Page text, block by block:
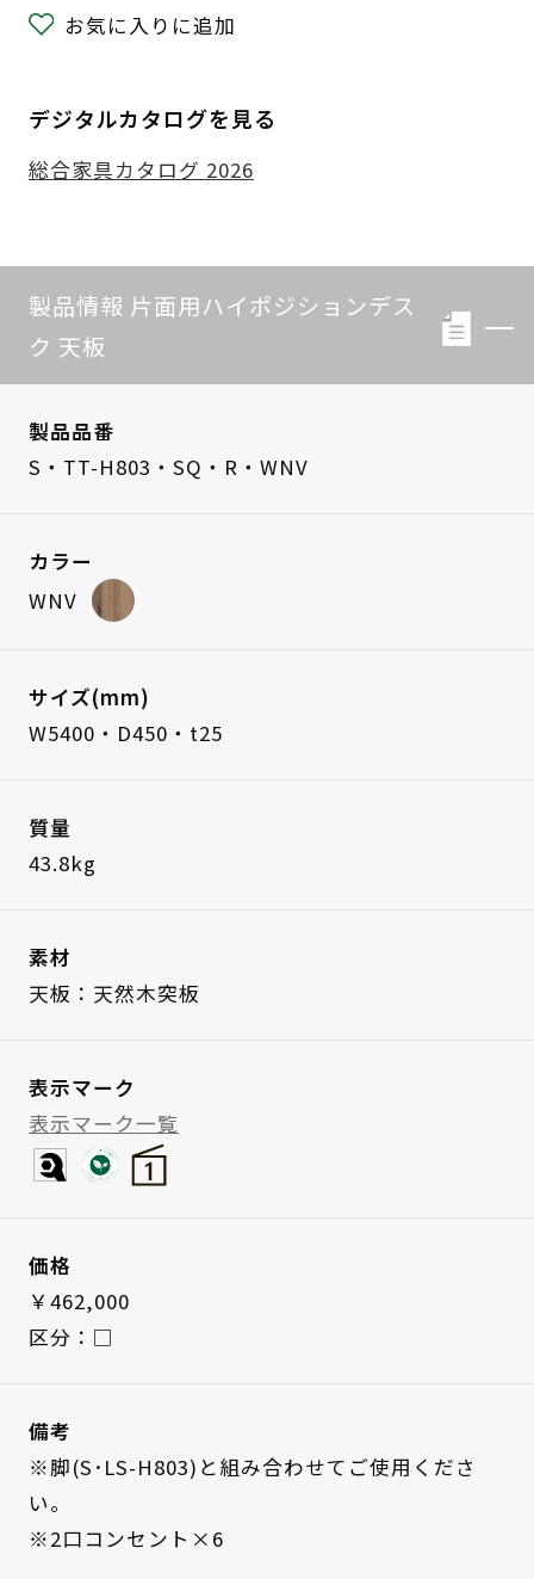
お気に入りに追加
デジタルカタログを見る
総合家具カタログ 2026
製品情報 片面用ハイポジションデス
ク 天板
製品品番
S・TT-H803・SQ・R・WNV
カラー
WNV
サイズ(mm)
W5400・D450・t25
質量
43.8kg
素材
天板：天然木突板
表示マーク
表示マーク一覧
価格
￥462,000
区分：□
備考
※脚(S･LS-H803)と組み合わせてご使用くださ
い。
※2口コンセント×6